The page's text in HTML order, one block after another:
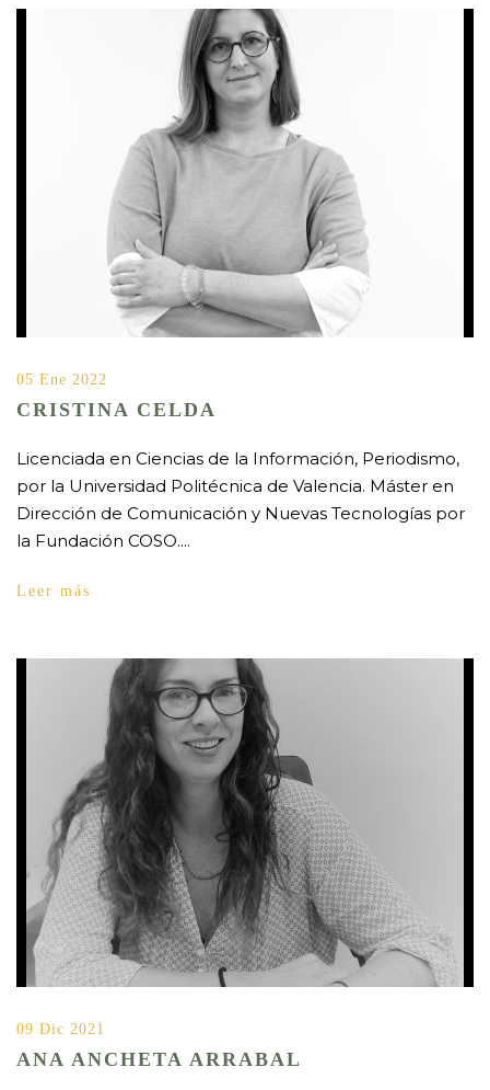
05 Ene 2022
CRISTINA CELDA
Licenciada en Ciencias de la Información, Periodismo,
por la Universidad Politécnica de Valencia. Máster en
Dirección de Comunicación y Nuevas Tecnologías por
la Fundación COSO....
Leer más
09 Dic 2021
ANA ANCHETA ARRABAL